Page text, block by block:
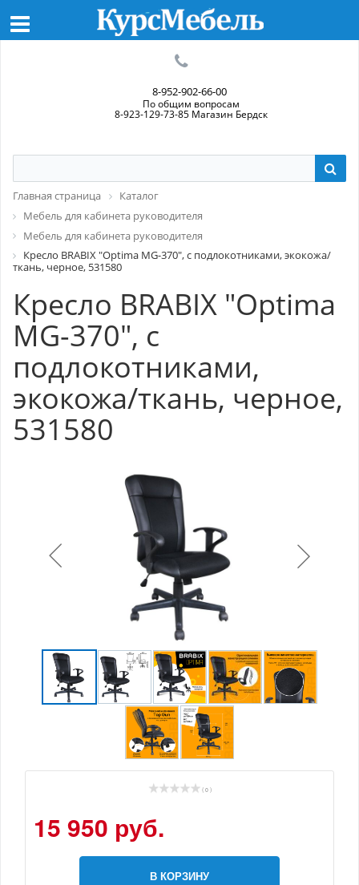
8-952-902-66-00
По общим вопросам
8-923-129-73-85 Магазин Бердск
Главная страница
Каталог
Мебель для кабинета руководителя
Мебель для кабинета руководителя
Кресло BRABIX "Optima MG-370", с подлокотниками, экокожа/
ткань, черное, 531580
Кресло BRABIX "Optima
MG-370", с
подлокотниками,
экокожа/ткань, черное,
531580
( 0 )
15 950 руб.
В КОРЗИНУ